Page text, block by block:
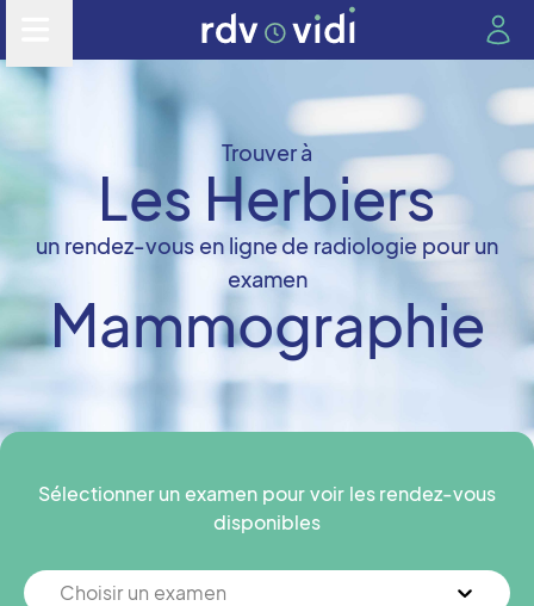
Trouver à
Les Herbiers
un rendez-vous en ligne de radiologie pour un
examen
Mammographie
Sélectionner un examen pour voir les rendez-vous
disponibles
Choisir un examen